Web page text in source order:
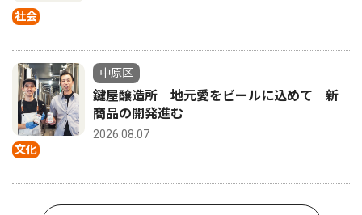
社会
文化
中原区
鍵屋醸造所 地元愛をビールに込めて 新
商品の開発進む
2026.08.07